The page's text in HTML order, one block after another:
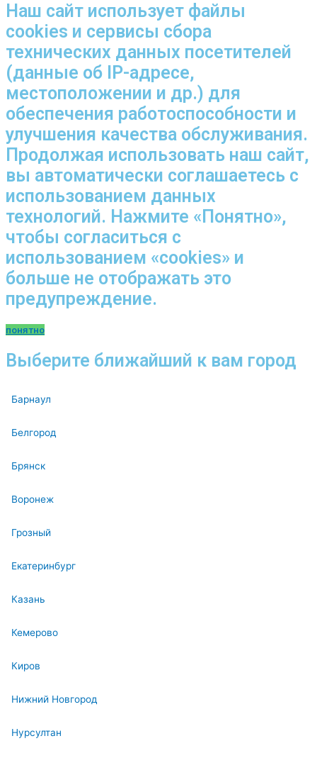
Наш сайт использует файлы
cookies и сервисы сбора
технических данных посетителей
(данные об IP-адресе,
местоположении и др.) для
обеспечения работоспособности и
улучшения качества обслуживания.
Продолжая использовать наш сайт,
вы автоматически соглашаетесь с
использованием данных
технологий. Нажмите «Понятно»,
чтобы согласиться с
использованием «cookies» и
больше не отображать это
предупреждение.
понятно
Выберите ближайший к вам город
Барнаул
Белгород
Брянск
Воронеж
Грозный
Екатеринбург
Казань
Кемерово
Киров
Нижний Новгород
Нурсултан